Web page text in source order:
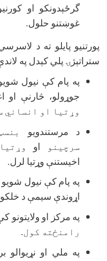
گرځېدونكو او
غوښتنو حلول.
پورتنيو پايلو ته د
ستراتېژۍ پلي كېدل په
په پام كې نيول
جوړولو، څارنې او
وړتيا او انساني
د مرستندويو
سرچينو
او
اخيستنې وړتيا لرل.
په پام كې نيول شويو
اړوندې سيمې د خلكو
په مركز او ولايتونو
رامنځته کول.
په ملي او نړيوالو